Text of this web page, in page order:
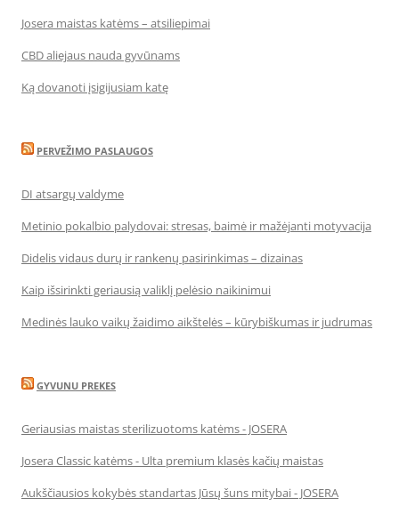
Josera maistas katėms – atsiliepimai
CBD aliejaus nauda gyvūnams
Ką dovanoti įsigijusiam katę
PERVEŽIMO PASLAUGOS
DI atsargų valdyme
Metinio pokalbio palydovai: stresas, baimė ir mažėjanti motyvacija
Didelis vidaus durų ir rankenų pasirinkimas – dizainas
Kaip išsirinkti geriausią valiklį pelėsio naikinimui
Medinės lauko vaikų žaidimo aikštelės – kūrybiškumas ir judrumas
GYVUNU PREKES
Geriausias maistas sterilizuotoms katėms - JOSERA
Josera Classic katėms - Ulta premium klasės kačių maistas
Aukščiausios kokybės standartas Jūsų šuns mitybai - JOSERA